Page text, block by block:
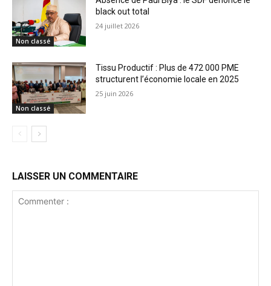
Non classé
black out total
24 juillet 2026
Non classé
Tissu Productif : Plus de 472 000 PME
structurent l’économie locale en 2025
25 juin 2026
LAISSER UN COMMENTAIRE